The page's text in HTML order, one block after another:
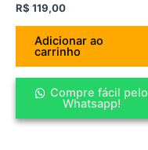
R$ 119,00
Adicionar ao
carrinho
Compre fácil pelo
Whatsapp!